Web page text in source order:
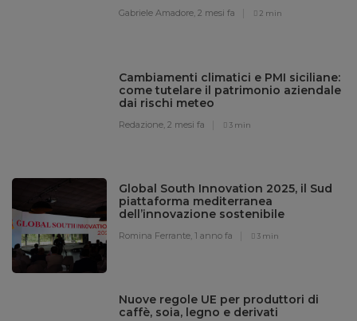
Gabriele Amadore,2 mesi fa 2 min
Cambiamenti climatici e PMI siciliane:
come tutelare il patrimonio aziendale
dai rischi meteo
Redazione,2 mesi fa 3 min
Global South Innovation 2025, il Sud
piattaforma mediterranea
dell’innovazione sostenibile
Romina Ferrante,1 anno fa 3 min
Nuove regole UE per produttori di
caffè, soia, legno e derivati